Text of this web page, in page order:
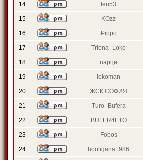
14 fen53
15 KOzz
16 Pippo
17 Triena_Loko
18 парци
19 lokoman
20 ЖСК СОФИЯ
21 Turo_Bufera
22 BUFER4ETO
23 Fobos
24 hooligana1986